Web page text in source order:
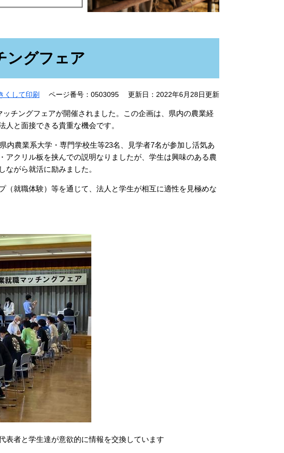
ングフェア
くして印刷 ページ番号：0503095 更新日：2022年6月28日更新
チングフェアが開催されました。この企画は、県内の農業経
と面接できる貴重な機会です。
農業系大学・専門学校生等23名、見学者7名が参加し活気あ
アクリル板を挟んでの説明なりましたが、学生は興味のある農
がら就活に励みました。
就職体験）等を通じて、法人と学生が相互に適性を見極めな
者と学生達が意欲的に情報を交換しています